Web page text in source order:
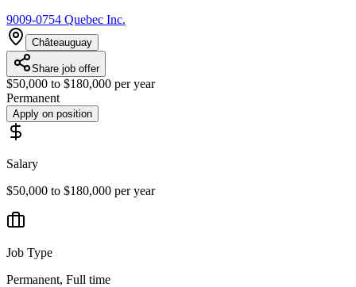
9009-0754 Quebec Inc.
Châteauguay
Share job offer
$50,000 to $180,000 per year
Permanent
Apply on position
Salary
$50,000 to $180,000 per year
Job Type
Permanent, Full time